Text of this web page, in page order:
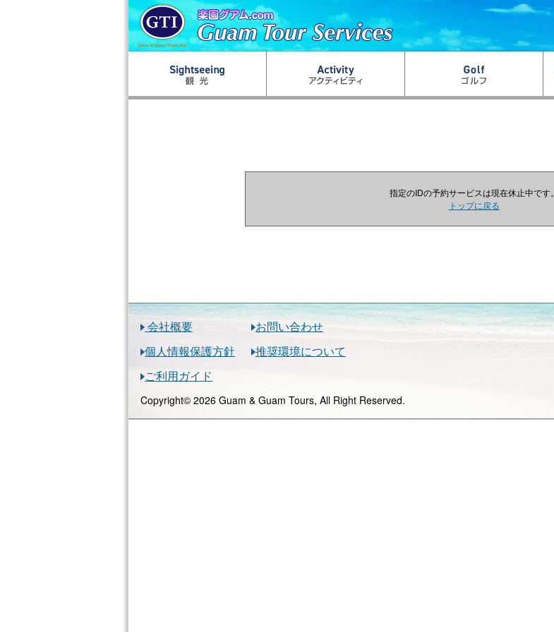
指定のIDの予約サービスは現在休止中です。
トップに戻る
会社概要
お問い合わせ
個人情報保護方針
推奨環境について
ご利用ガイド
Copyright© 2026 Guam & Guam Tours, All Right Reserved.